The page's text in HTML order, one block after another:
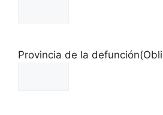
Provincia de la defunción